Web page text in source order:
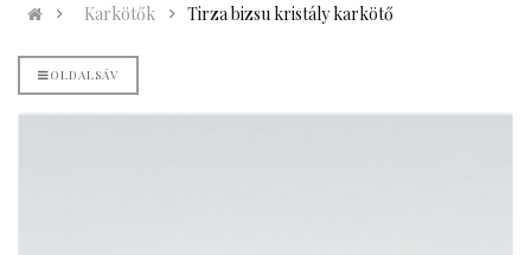
Karkötők Tirza bizsu kristály karkötő
OLDALSÁV